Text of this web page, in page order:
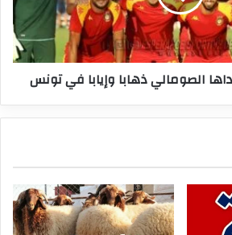
الصومالي ذهابا وإيابا في تونس